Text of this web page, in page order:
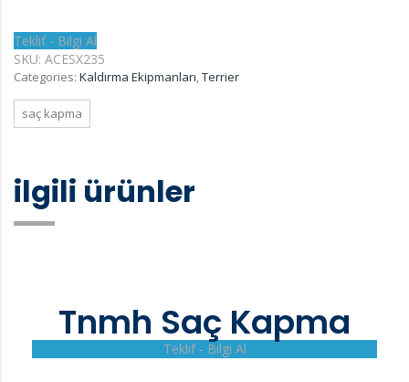
Teklif - Bilgi Al
SKU: ACESX235
Categories: Kaldırma Ekipmanları,Terrier
saç kapma
ilgili ürünler
Tnmh Saç Kapma
Teklif - Bilgi Al